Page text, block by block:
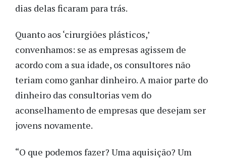
dias delas ficaram para trás.
Quanto aos ‘cirurgiões plásticos,’
convenhamos: se as empresas agissem de
acordo com a sua idade, os consultores não
teriam como ganhar dinheiro. A maior parte do
dinheiro das consultorias vem do
aconselhamento de empresas que desejam ser
jovens novamente.
“O que podemos fazer? Uma aquisição? Um